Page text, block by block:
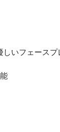
いフェースプ